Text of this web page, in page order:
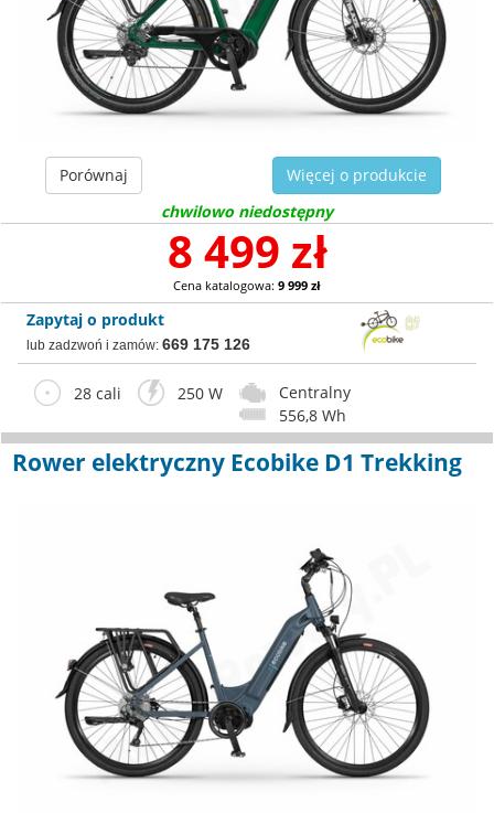
Porównaj
Więcej o produkcie
chwilowo niedostępny
8 499 zł
Cena katalogowa: 9 999 zł
Zapytaj o produkt
lub zadzwoń i zamów: 669 175 126
28 cali 250 W
Centralny
556,8 Wh
Rower elektryczny Ecobike D1 Trekking